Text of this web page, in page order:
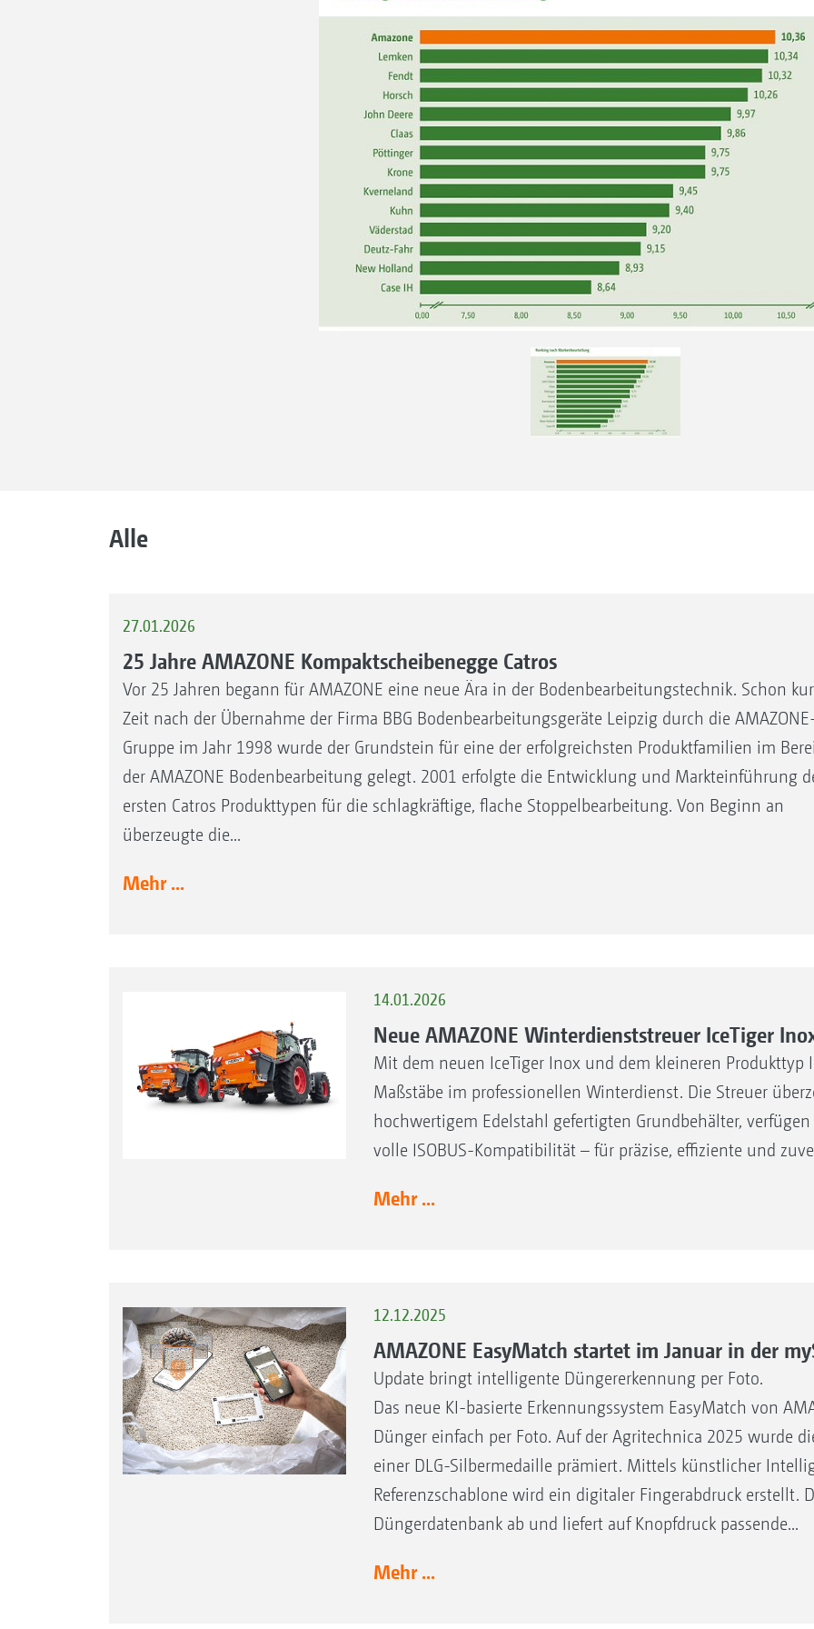
Alle
27.01.2026
25 Jahre AMAZONE Kompaktscheibenegge Catros
Vor 25 Jahren begann für AMAZONE eine neue Ära in der Bodenbearbeitungstechnik. Schon
Zeit nach der Übernahme der Firma BBG Bodenbearbeitungsgeräte Leipzig durch die
Gruppe im Jahr 1998 wurde der Grundstein für eine der erfolgreichsten Produktfamilien im
der AMAZONE Bodenbearbeitung gelegt. 2001 erfolgte die Entwicklung und Markteinführung
ersten Catros Produkttypen für die schlagkräftige, flache Stoppelbearbeitung. Von Beginn an
überzeugte die...
Mehr ...
14.01.2026
Neue AMAZONE Winterdienststreuer IceTiger
Mit dem neuen IceTiger Inox und dem kleineren Produkttyp
Maßstäbe im professionellen Winterdienst. Die Streuer
hochwertigem Edelstahl gefertigten Grundbehälter,
volle ISOBUS-Kompatibilität – für präzise, effiziente und
Mehr ...
12.12.2025
AMAZONE EasyMatch startet im Januar in der
Update bringt intelligente Düngererkennung per Foto.
Das neue KI-basierte Erkennungssystem EasyMatch von
Dünger einfach per Foto. Auf der Agritechnica 2025 wurde
einer DLG-Silbermedaille prämiert. Mittels künstlicher
Referenzschablone wird ein digitaler Fingerabdruck erstellt.
Düngerdatenbank ab und liefert auf Knopfdruck passende...
Mehr ...